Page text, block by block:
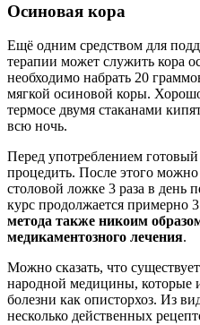
Осиновая кора
Ещё одним средством для
терапии может служить кора
необходимо набрать 20
мягкой осиновой коры. Хорошо
термосе двумя стаканами
всю ночь.
Перед употреблением
процедить. После этого
столовой ложке 3 раза в день
курс продолжается примерно
метода также никоим
медикаментозного лечения.
Можно сказать, что
народной медицины, которые
болезни как описторхоз. Из
несколько действенных